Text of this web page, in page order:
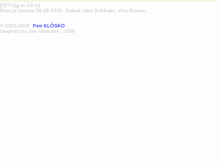
[0]f7/1[g.m..h2,m]
Dnes je sobota 08.08.2026. Svátek slaví Soběslav, zítra Roman.
© 2003-2026 Petr KLÓSKO ;
Graphics by Jan Valoušek ; 2006